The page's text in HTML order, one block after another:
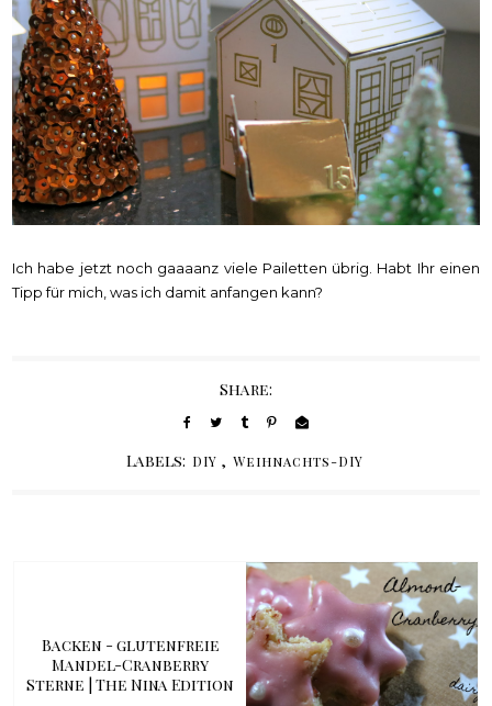
Ich habe jetzt noch gaaaanz viele Pailetten übrig. Habt Ihr einen
Tipp für mich, was ich damit anfangen kann?
Share:
Labels: DIY , Weihnachts-DIY
Backen - glutenfreie
Mandel-Cranberry
Sterne | The Nina Edition